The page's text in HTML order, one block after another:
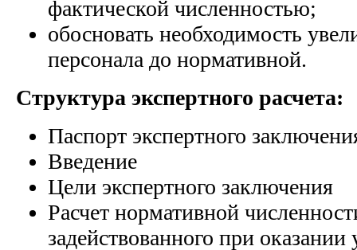
фактической численностью;
обосновать необходимость
персонала до нормативной.
Структура экспертного расчета:
Паспорт экспертного
Введение
Цели экспертного заключения
Расчет нормативной
задействованного при оказании